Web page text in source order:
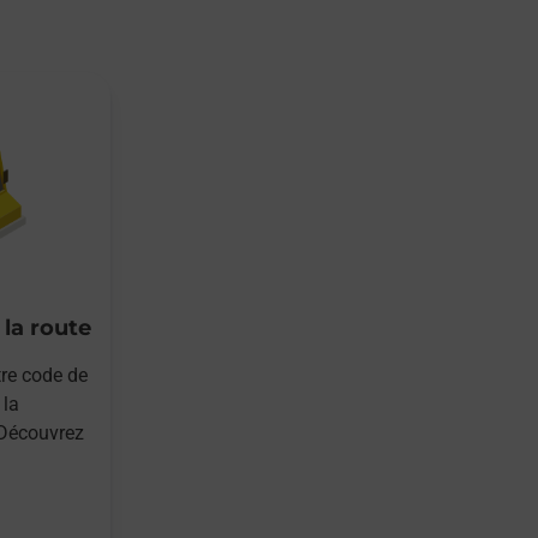
la route
code de